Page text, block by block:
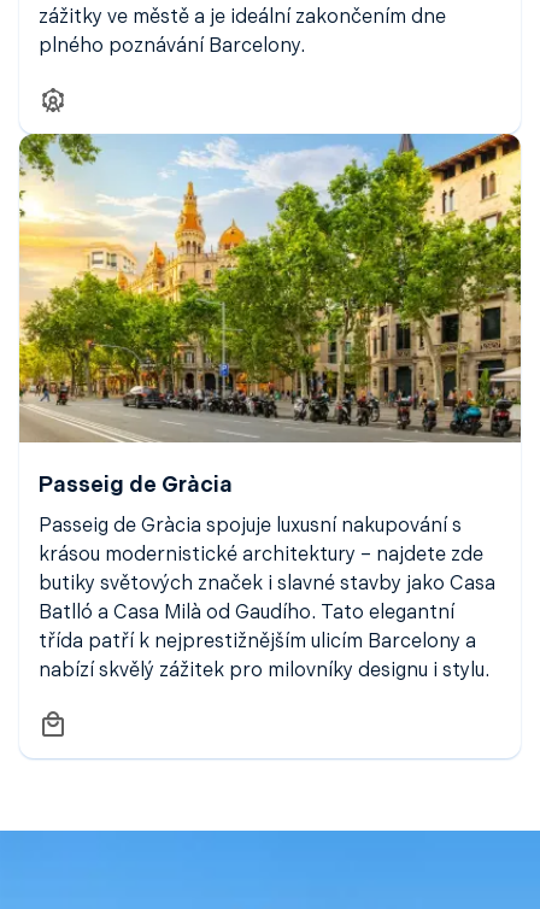
zážitky ve městě a je ideální zakončením dne
plného poznávání Barcelony.
Passeig de Gràcia
Passeig de Gràcia spojuje luxusní nakupování s
krásou modernistické architektury – najdete zde
butiky světových značek i slavné stavby jako Casa
Batlló a Casa Milà od Gaudího. Tato elegantní
třída patří k nejprestižnějším ulicím Barcelony a
nabízí skvělý zážitek pro milovníky designu i stylu.